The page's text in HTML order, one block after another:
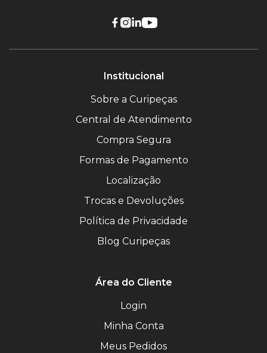
Institucional
Sobre a Curipeças
Central de Atendimento
Compra Segura
Formas de Pagamento
Localização
Trocas e Devoluções
Política de Privacidade
Blog Curipeças
Área do Cliente
Login
Minha Conta
Meus Pedidos